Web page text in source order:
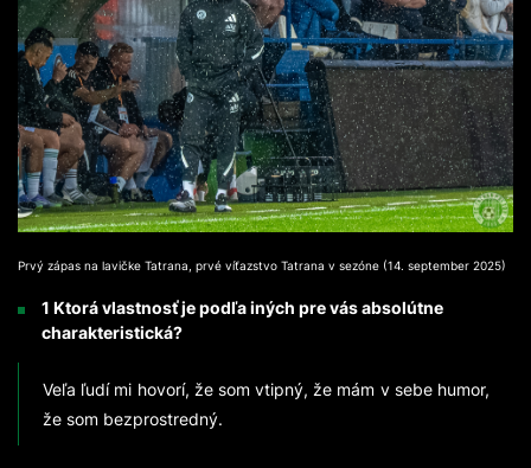
Prvý zápas na lavičke Tatrana, prvé víťazstvo Tatrana v sezóne (14. september 2025)
1 Ktorá vlastnosť je podľa iných pre vás absolútne
charakteristická?
Veľa ľudí mi hovorí, že som vtipný, že mám v sebe humor,
že som bezprostredný.